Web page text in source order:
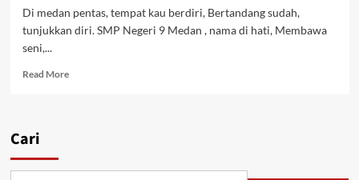
Di medan pentas, tempat kau berdiri, Bertandang sudah,
tunjukkan diri. SMP Negeri 9 Medan , nama di hati, Membawa
seni,...
Read MoreRead
Cari